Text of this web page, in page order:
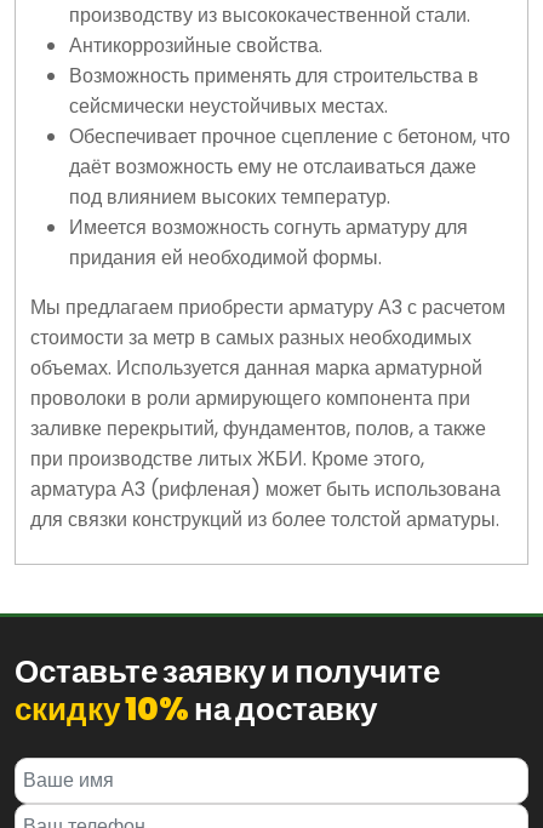
производству из высококачественной стали.
Антикоррозийные свойства.
Возможность применять для строительства в
сейсмически неустойчивых местах.
Обеспечивает прочное сцепление с бетоном, что
даёт возможность ему не отслаиваться даже
под влиянием высоких температур.
Имеется возможность согнуть арматуру для
придания ей необходимой формы.
Мы предлагаем приобрести арматуру А3 с расчетом
стоимости за метр в самых разных необходимых
объемах. Используется данная марка арматурной
проволоки в роли армирующего компонента при
заливке перекрытий, фундаментов, полов, а также
при производстве литых ЖБИ. Кроме этого,
арматура А3 (рифленая) может быть использована
для связки конструкций из более толстой арматуры.
Оставьте заявку и получите
скидку 10%на доставку